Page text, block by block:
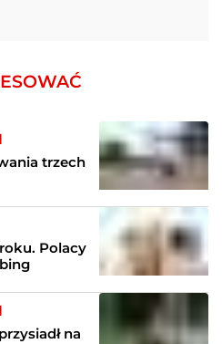
trzech
Polacy
na